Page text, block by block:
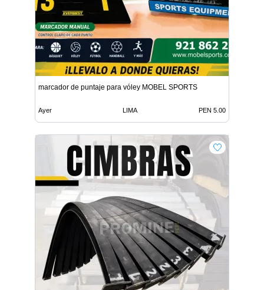
marcador de puntaje para vóley MOBEL SPORTS
Ayer LIMA PEN 5.00